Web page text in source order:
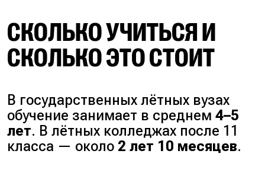
СКОЛЬКО УЧИТЬСЯ И
СКОЛЬКО ЭТО СТОИТ
В государственных лётных вузах
обучение занимает в среднем4–5
лет. В лётных колледжах после 11
класса — около 2 лет 10 месяцев.